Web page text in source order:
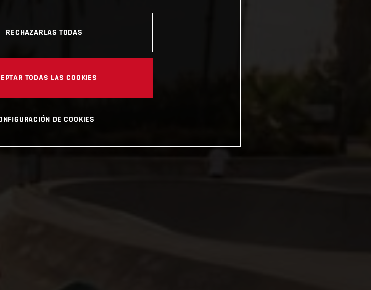
RECHAZARLAS TODAS
TODAS LAS COOKIES
DE COOKIES